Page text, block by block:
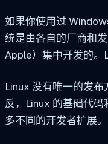
如果你使用过
统是由各自的厂商和
Apple）集中开发的。
Linux 没有唯一的发
反，Linux 的基础代
多不同的开发者扩展。